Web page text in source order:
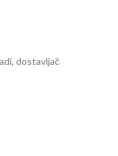
dostavljač